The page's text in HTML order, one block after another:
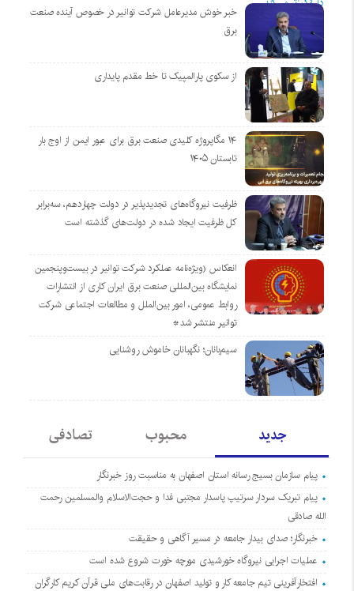
خبر خوش مدیرعامل شرکت توانیر در خصوص آینده صنعت
برق
از سکوی پارالمپیک تا خط مقدم پایداری
۱۴ مگاپروژه‌ کلیدی صنعت برق برای عبور ایمن از اوج بار
تابستان ۱۴۰۵
ظرفیت نیروگاه‌های تجدیدپذیر در دولت چهاردهم، سه‌برابر
کل ظرفیت ایجاد شده در دولت‌های گذشته است
انعکاس (ویژه‌نامه عملکرد شرکت توانیر در بیست‌وپنجمین
نمایشگاه بین‌المللی صنعت برق ایران کاری از انتشارات
روابط عمومی، امور بین‌الملل و مطالعات اجتماعی شرکت
توانیر منتشر شد*
سیم‌بانان؛ نگهبانان خاموش روشنایی
جدید محبوب تصادفی
پیام سازمان بسیج رسانه استان اصفهان به مناسبت روز خبرنگار
پیام تبریک سردار سرتیپ پاسدار مجتبی فدا و حجت‌الاسلام والمسلمین رحمت
الله صادقی
خبرنگار؛ صدای بیدار جامعه در مسیر آگاهی و حقیقت
عملیات اجرایی نیروگاه خورشیدی مورچه خورت شروع شده است
افتخارآفرینی تیم جامعه کار و تولید اصفهان در رقابت‌های ملی قرآن کریم کارگران